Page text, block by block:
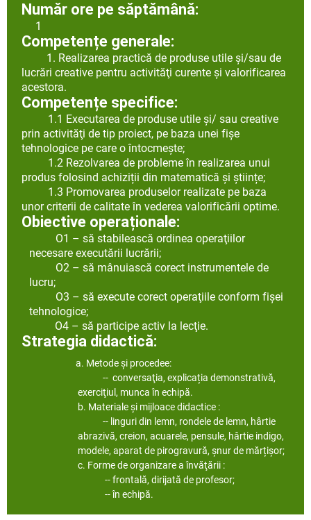
Număr ore pe săptămână:
1
Competențe generale:
1. Realizarea practică de produse utile şi/sau de
lucrări creative pentru activităţi curente şi valorificarea
acestora.
Competențe specifice:
1.1 Executarea de produse utile și/ sau creative
prin activităţi de tip proiect, pe baza unei fișe
tehnologice pe care o întocmește;
1.2 Rezolvarea de probleme în realizarea unui
produs folosind achiziții din matematică și științe;
1.3 Promovarea produselor realizate pe baza
unor criterii de calitate în vederea valorificării optime.
Obiective operaționale:
O1 – să stabilească ordinea operaţiilor
necesare executării lucrării;
O2 – să mânuiască corect instrumentele de
lucru;
O3 – să execute corect operaţiile conform fişei
tehnologice;
O4 – să participe activ la lecţie.
Strategia didactică:
a. Metode şi procedee:
-- conversaţia, explicația demonstrativă,
exerciţiul, munca în echipă.
b. Materiale şi mijloace didactice :
-- linguri din lemn, rondele de lemn, hârtie
abrazivă, creion, acuarele, pensule, hârtie indigo,
modele, aparat de pirogravură, șnur de mărțișor;
c. Forme de organizare a învăţării :
-- frontală, dirijată de profesor;
-- în echipă.